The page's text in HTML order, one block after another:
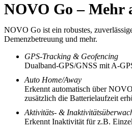
NOVO Go – Mehr
NOVO Go ist ein robustes,
Demenzbetreuung und mehr.
GPS-Tracking & Geofencing
Dualband-GPS/GNSS mit A-
Auto Home/Away
Erkennt automatisch über
zusätzlich die Batterielaufzeit
Aktivitäts- &
Erkennt Inaktivität für z.B.